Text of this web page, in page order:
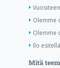
Olemme
Olemme
Ilo esitellä
Mitä